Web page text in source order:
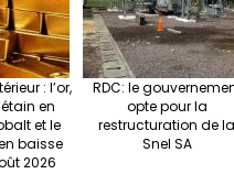
: l’or,
en
et le
baisse
2026
RDC: le
opte pour la
restructuration de la
Snel SA